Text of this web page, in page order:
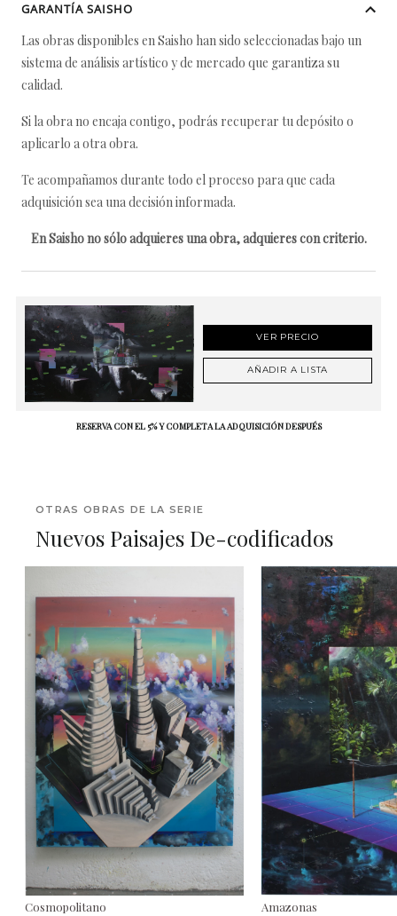
GARANTÍA SAISHO
Las obras disponibles en Saisho han sido seleccionadas bajo un
sistema de análisis artístico y de mercado que garantiza su
calidad.
Si la obra no encaja contigo, podrás recuperar tu depósito o
aplicarlo a otra obra.
Te acompañamos durante todo el proceso para que cada
adquisición sea una decisión informada.
En Saisho no sólo adquieres una obra, adquieres con criterio.
VER PRECIO
AÑADIR A LISTA
RESERVA CON EL 5% Y COMPLETA LA ADQUISICIÓN DESPUÉS
OTRAS OBRAS DE LA SERIE
Nuevos Paisajes De-codificados
Cosmopolitano Amazonas